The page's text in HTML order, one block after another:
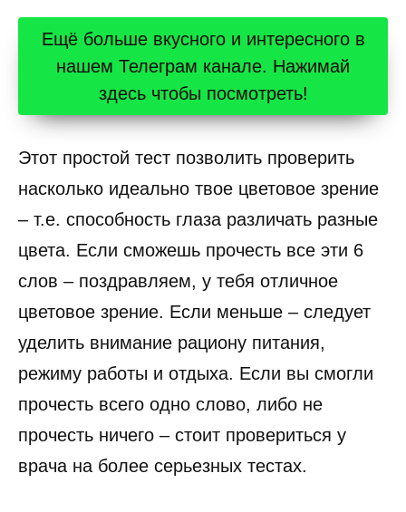
Ещё больше вкусного и интересного в
нашем Телеграм канале. Нажимай
здесь чтобы посмотреть!
Этот простой тест позволить проверить
насколько идеально твое цветовое зрение
– т.е. способность глаза различать разные
цвета. Если сможешь прочесть все эти 6
слов – поздравляем, у тебя отличное
цветовое зрение. Если меньше – следует
уделить внимание рациону питания,
режиму работы и отдыха. Если вы смогли
прочесть всего одно слово, либо не
прочесть ничего – стоит провериться у
врача на более серьезных тестах.